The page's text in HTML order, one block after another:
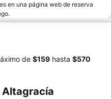
en una página web de reserva
de ‎$159 hasta ‎$570
Altagracía